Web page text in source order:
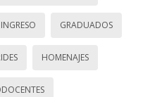
INGRESO GRADUADOS
HOMENAJES